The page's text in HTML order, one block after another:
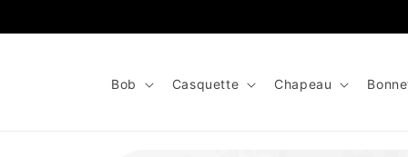
au
Bob Casquette Chapeau